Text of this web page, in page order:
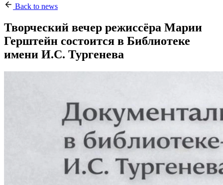
Back to news
Творческий вечер режиссёра Марии
Герштейн состоится в Библиотеке
имени И.С. Тургенева